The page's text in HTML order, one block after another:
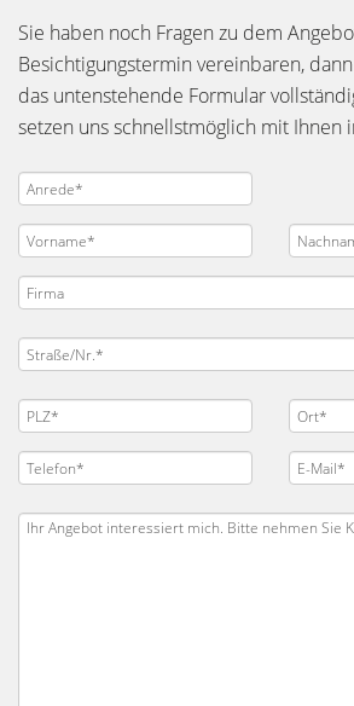
Sie haben noch Fragen zu dem
Besichtigungstermin vereinbaren,
das untenstehende Formular
setzen uns schnellstmöglich mit Ihnen